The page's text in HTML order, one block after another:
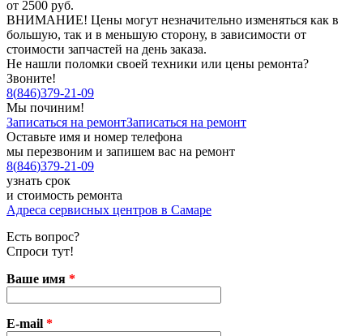
от 2500 руб.
ВНИМАНИЕ! Цены могут незначительно изменяться как в
большую, так и в меньшую сторону, в зависимости от
стоимости запчастей на день заказа.
Не нашли поломки своей техники или цены ремонта?
Звоните!
8(846)379-21-09
Мы починим!
Записаться на ремонтЗаписаться на ремонт
Оставьте имя и номер телефона
мы перезвоним и запишем вас на ремонт
8(846)379-21-09
узнать срок
и стоимость ремонта
Адреса сервисных центров в Самаре
Есть вопрос?
Спроси тут!
Ваше имя *
E-mail *